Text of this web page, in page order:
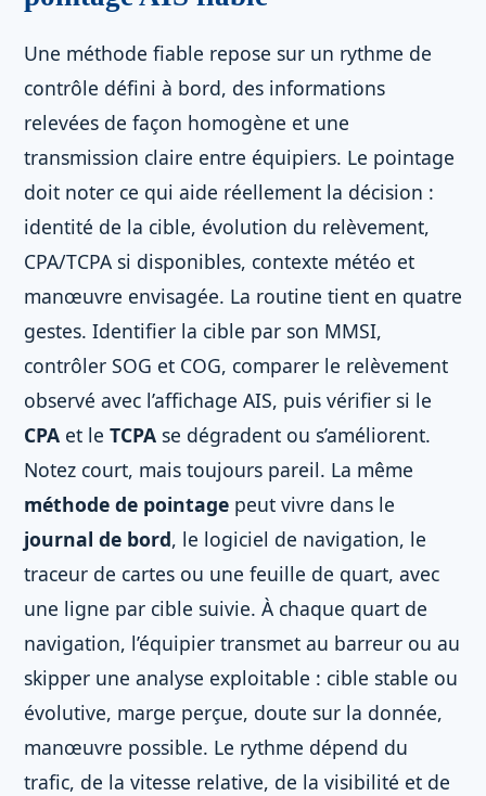
Une méthode fiable repose sur un rythme de
contrôle défini à bord, des informations
relevées de façon homogène et une
transmission claire entre équipiers. Le pointage
doit noter ce qui aide réellement la décision :
identité de la cible, évolution du relèvement,
CPA/TCPA si disponibles, contexte météo et
manœuvre envisagée. La routine tient en quatre
gestes. Identifier la cible par son MMSI,
contrôler SOG et COG, comparer le relèvement
observé avec l’affichage AIS, puis vérifier si le
CPA et le TCPA se dégradent ou s’améliorent.
Notez court, mais toujours pareil. La même
méthode de pointage peut vivre dans le
journal de bord, le logiciel de navigation, le
traceur de cartes ou une feuille de quart, avec
une ligne par cible suivie. À chaque quart de
navigation, l’équipier transmet au barreur ou au
skipper une analyse exploitable : cible stable ou
évolutive, marge perçue, doute sur la donnée,
manœuvre possible. Le rythme dépend du
trafic, de la vitesse relative, de la visibilité et de